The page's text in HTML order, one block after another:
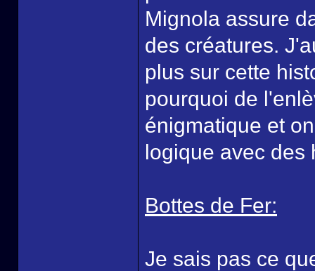
Mignola assure
des créatures.
plus sur cette
pourquoi de
énigmatique et
logique avec des
Bottes de Fer:
Je sais pas ce